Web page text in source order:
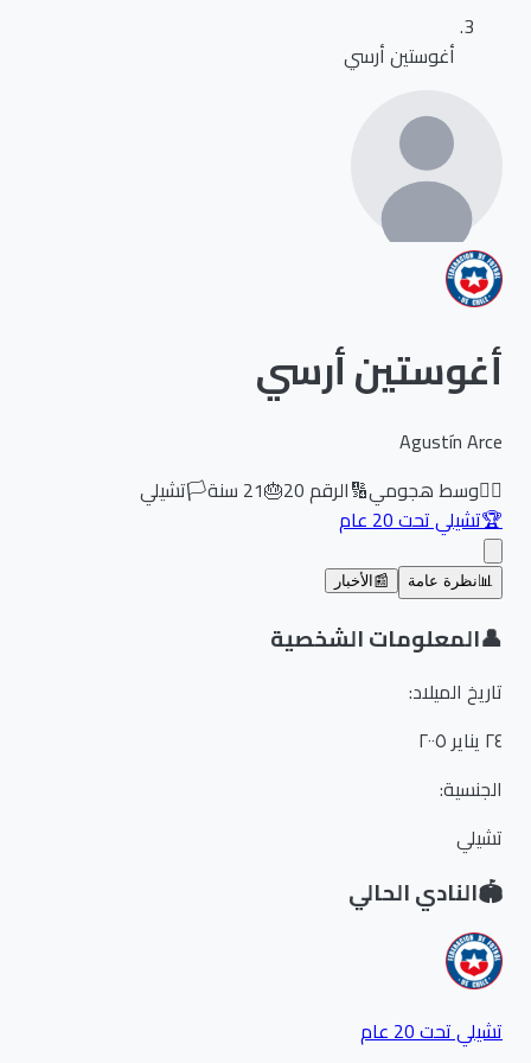
أغوستين أرسي
أغوستين أرسي
Agustín Arce
وسط هجومي🔢 الرقم20
🎂
21سنة🏳️تشيلي
تشيلي تحت 20 عام
نظرة عامة 📰 الأخبار
المعلومات الشخصية
تاريخ الميلاد:
الجنسية:
تشيلي
النادي الحالي
تشيلي تحت 20 عام